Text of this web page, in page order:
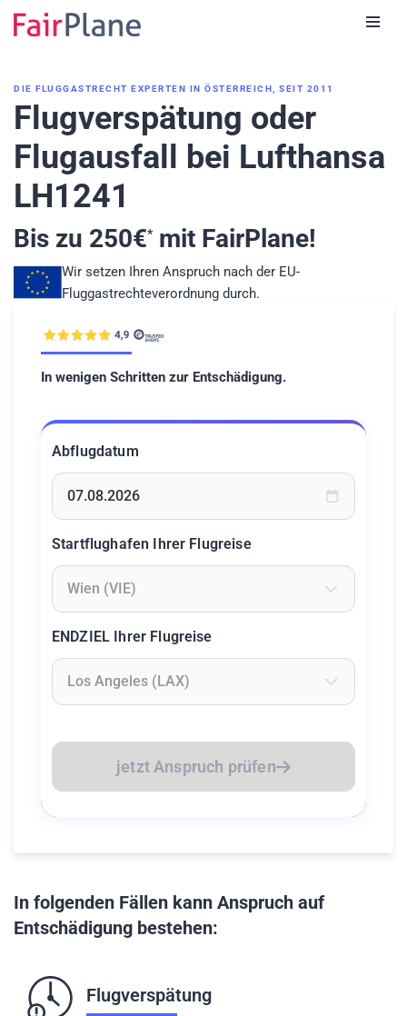
DIE FLUGGASTRECHT EXPERTEN IN ÖSTERREICH, SEIT 2011
Flugverspätung oder
Flugausfall bei Lufthansa
LH1241
Bis zu 250€*mit FairPlane!
Wir setzen Ihren Anspruch nach der EU-
Fluggastrechteverordnung durch.
In wenigen Schritten zur Entschädigung.
Abflugdatum
Startflughafen Ihrer Flugreise
ENDZIEL Ihrer Flugreise
jetzt Anspruch prüfen
In folgenden Fällen kann Anspruch auf
Entschädigung bestehen:
Flugverspätung